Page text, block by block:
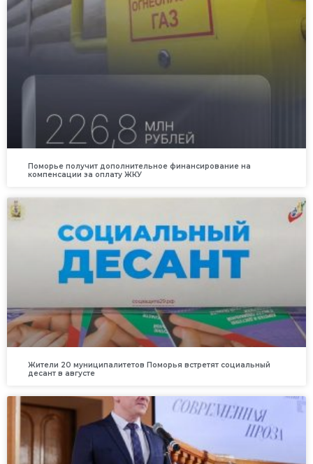
Поморье получит дополнительное финансирование на
компенсации за оплату ЖКУ
Жители 20 муниципалитетов Поморья встретят социальный
десант в августе